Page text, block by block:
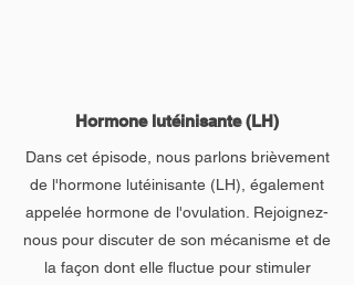
Hormone lutéinisante (LH)
Dans cet épisode, nous parlons brièvement
de l'hormone lutéinisante (LH), également
appelée hormone de l'ovulation. Rejoignez-
nous pour discuter de son mécanisme et de
la façon dont elle fluctue pour stimuler